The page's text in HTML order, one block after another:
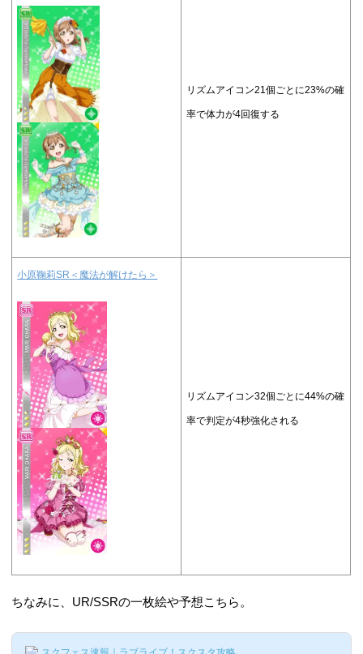
リズムアイコン21個ごとに23%の確
率で体力が4回復する
小原鞠莉SR＜魔法が解けたら＞
リズムアイコン32個ごとに44%の確
率で判定が4秒強化される
ちなみに、UR/SSRの一枚絵や予想こちら。